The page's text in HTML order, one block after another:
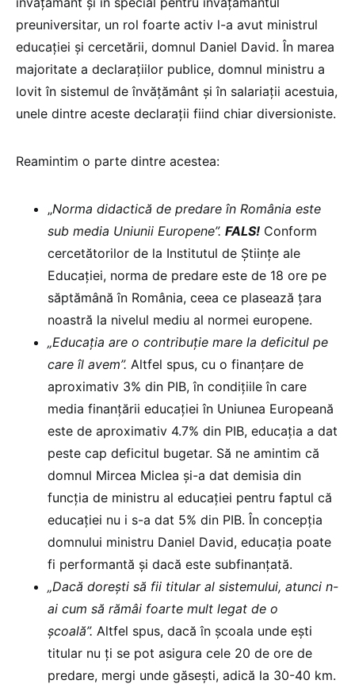
preuniversitar, un rol foarte activ l-a avut ministrul
educației și cercetării, domnul Daniel David. În marea
majoritate a declarațiilor publice, domnul ministru a
lovit în sistemul de învățământ și în salariații acestuia,
unele dintre aceste declarații fiind chiar diversioniste.
Reamintim o parte dintre acestea:
„Norma didactică de predare în România este
sub media Uniunii Europene”. FALS! Conform
cercetătorilor de la Institutul de Științe ale
Educației, norma de predare este de 18 ore pe
săptămână în România, ceea ce plasează țara
noastră la nivelul mediu al normei europene.
„Educația are o contribuție mare la deficitul pe
care îl avem”. Altfel spus, cu o finanțare de
aproximativ 3% din PIB, în condițiile în care
media finanțării educației în Uniunea Europeană
este de aproximativ 4.7% din PIB, educația a dat
peste cap deficitul bugetar. Să ne amintim că
domnul Mircea Miclea și-a dat demisia din
funcția de ministru al educației pentru faptul că
educației nu i s-a dat 5% din PIB. În concepția
domnului ministru Daniel David, educația poate
fi performantă și dacă este subfinanțată.
„Dacă dorești să fii titular al sistemului, atunci n-
ai cum să rămâi foarte mult legat de o
școală”. Altfel spus, dacă în școala unde ești
titular nu ți se pot asigura cele 20 de ore de
predare, mergi unde găsești, adică la 30-40 km.